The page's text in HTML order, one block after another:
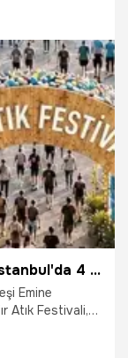
bir tezahürü
Sıfır Atık Festivali yarın başlıyor: İstanbul'da 4 gün, 1500 etkinlik! Emine Erdoğan: Güçlü bir farkındalık hareketi
Emine
Atık Festivali,